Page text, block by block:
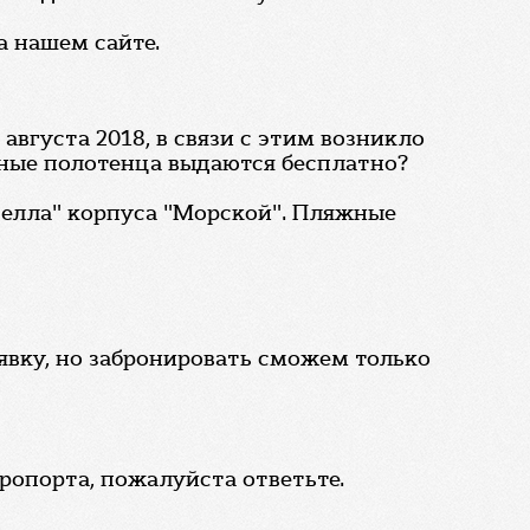
нашем сайте.
2018, в связи с этим возникло
полотенца выдаются бесплатно?
корпуса "Морской". Пляжные
но забронировать сможем только
пожалуйста ответьте.